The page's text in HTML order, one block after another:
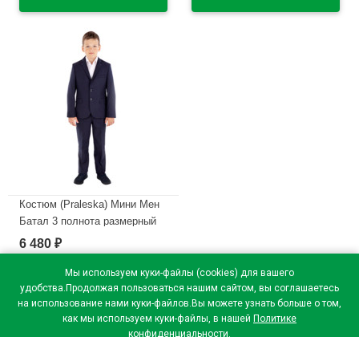
Мы используем куки-файлы (cookies) для вашего
удобства.Продолжая пользоваться нашим сайтом, вы соглашаетесь
на использование нами куки-файлов.Вы можете узнать больше о том,
как мы используем куки-файлы, в нашей Политике
конфиденциальности.
Костюм (Praleska) Мини Мен
Батал 3 полнота размерный
ряд 34/128-48/164 цвет синий
В наличии
6 480 ₽